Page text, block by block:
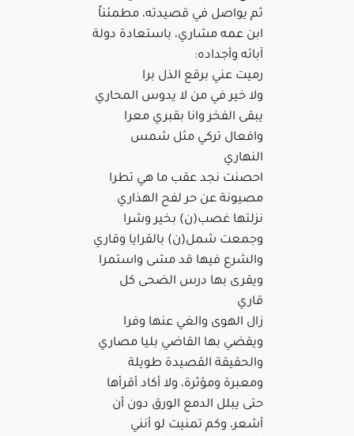
ثم يواصل في قصيدته، مطمئناً
ابن عمه مشاري، باستعادة دولة
آبائه وأجداده:
رميت عني برقع الذل برا
ولا خير في من لا يدوس المحاري
يبقى الفخر وانا بقبري معرا
وافعال تركي مثل شمس
النهاري
احصنت نجد عقب ما هي تطرا
مصيونة عن حر لفح الهذاري
نزلتها غصب(ن) بخير وشرا
وجمعت شمل(ن) بالقرايا وقاري
والشرع فيها قد مشى واستمرا
ويقرى بها درس الضحى كل
قاري
زال الهوى والغي عنها وفرا
ويقضي بها القاضي بليا مصاري
والحقيقة القصيدة طويلة
ومعبرة ومؤثرة، ولا أكاد أقرأها
حتى يبلل الدمع الورق دون أن
أشعر، وكم تمنيت لو أنني